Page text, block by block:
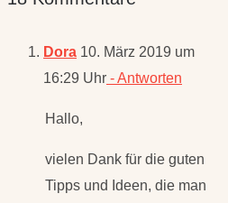
Dora 10. März 2019 um
16:29 Uhr - Antworten
Hallo,
vielen Dank für die guten
Tipps und Ideen, die man